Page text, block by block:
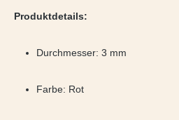
Produktdetails:
Durchmesser: 3 mm
Farbe: Rot